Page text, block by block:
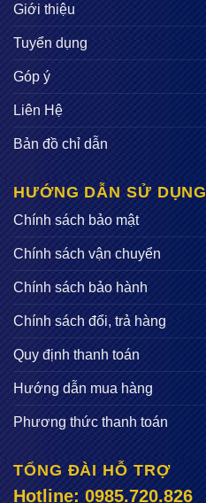
Giới thiệu
Tuyển dụng
Góp ý
Liên Hệ
Bản đồ chỉ dẫn
HƯỚNG DẪN SỬ DỤNG
Chính sách bảo mật
Chính sách vận chuyển
Chính sách bảo hành
Chính sách đổi, trả hàng
Quy định thanh toán
Hướng dẫn mua hàng
Phương thức thanh toán
TỔNG ĐÀI HỖ TRỢ
Hotline: 0985.720.826